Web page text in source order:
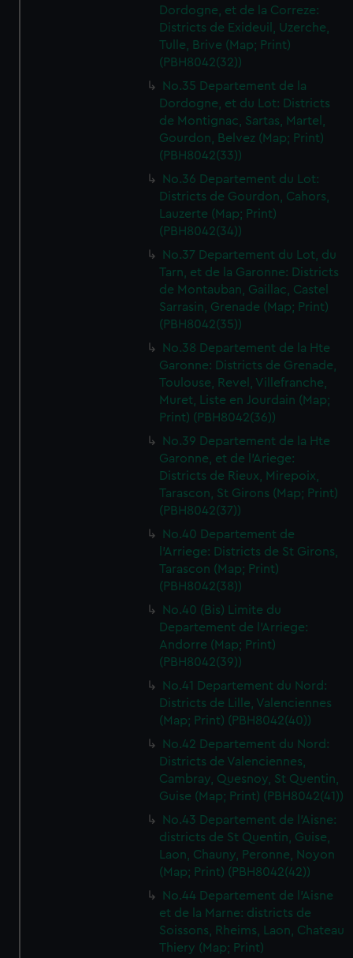
Dordogne, et de la Correze:
Districts de Exideuil, Uzerche,
Tulle, Brive (Map; Print)
(PBH8042(32))
No.35 Departement de la
Dordogne, et du Lot: Districts
de Montignac, Sartas, Martel,
Gourdon, Belvez (Map; Print)
(PBH8042(33))
No.36 Departement du Lot:
Districts de Gourdon, Cahors,
Lauzerte (Map; Print)
(PBH8042(34))
No.37 Departement du Lot, du
Tarn, et de la Garonne: Districts
de Montauban, Gaillac, Castel
Sarrasin, Grenade (Map; Print)
(PBH8042(35))
No.38 Departement de la Hte
Garonne: Districts de Grenade,
Toulouse, Revel, Villefranche,
Muret, Liste en Jourdain (Map;
Print) (PBH8042(36))
No.39 Departement de la Hte
Garonne, et de l'Ariege:
Districts de Rieux, Mirepoix,
Tarascon, St Girons (Map; Print)
(PBH8042(37))
No.40 Departement de
l'Arriege: Districts de St Girons,
Tarascon (Map; Print)
(PBH8042(38))
No.40 (Bis) Limite du
Departement de l'Arriege:
Andorre (Map; Print)
(PBH8042(39))
No.41 Departement du Nord:
Districts de Lille, Valenciennes
(Map; Print) (PBH8042(40))
No.42 Departement du Nord:
Districts de Valenciennes,
Cambray, Quesnoy, St Quentin,
Guise (Map; Print) (PBH8042(41))
No.43 Departement de l'Aisne:
districts de St Quentin, Guise,
Laon, Chauny, Peronne, Noyon
(Map; Print) (PBH8042(42))
No.44 Departement de l'Aisne
et de la Marne: districts de
Soissons, Rheims, Laon, Chateau
Thiery (Map; Print)